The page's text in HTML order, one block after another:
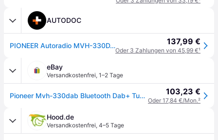
AUTODOC
PIONEER Autoradio MVH-330DAB 137,99 €
Oder 3 Zahlungen von 45,99 €¹
eBay
Versandkostenfrei, 1–2 Tage
Pioneer Mvh-330dab Bluetooth Dab+ Tuner Mp3 Usb Android Autoradio Aux 103,23 €
Oder 17,84 €/Mon.²
Hood.de
Versandkostenfrei, 4–5 Tage